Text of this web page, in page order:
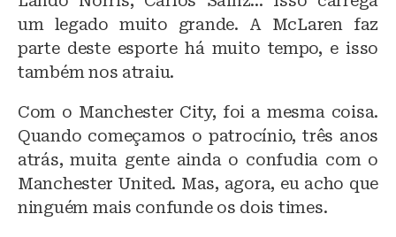
um legado muito grande. A McLaren faz
parte deste esporte há muito tempo, e isso
também nos atraiu.
Com o Manchester City, foi a mesma coisa.
Quando começamos o patrocínio, três anos
atrás, muita gente ainda o confudia com o
Manchester United. Mas, agora, eu acho que
ninguém mais confunde os dois times.